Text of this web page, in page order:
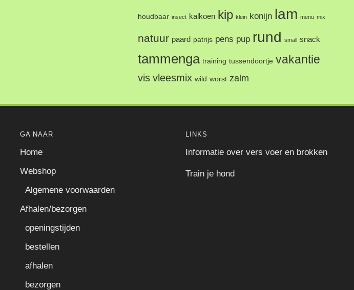
houdbaar insect kalkoen kip klein konijn lam menu mix
natuur paard patrijs pens pup rund small snack
tammenga training tussendoortje vakantie
vis vleesmix wild worst zalm
GA NAAR
Home
Webshop
Algemene voorwaarden
Afhalen/bezorgen
openingstijden
bestellen
afhalen
bezorgen
LINKS
Informatie over vers voer en brokken
Train je hond